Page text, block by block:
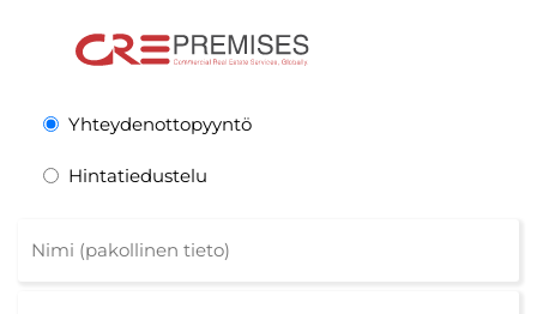
Yhteydenottopyyntö
Hintatiedustelu